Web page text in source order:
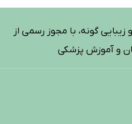
گونه، با مجوز رسمی از
و آموزش پزشکی